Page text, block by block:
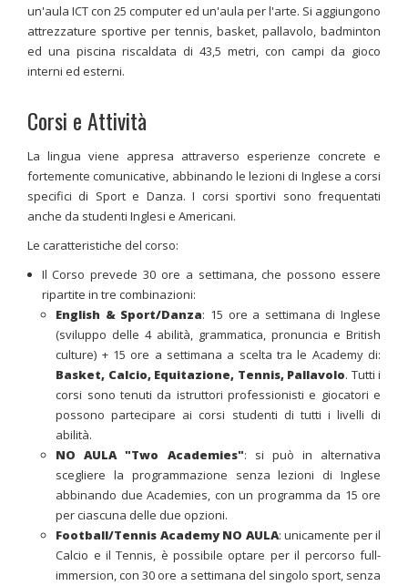
un'aula ICT con 25 computer ed un'aula per l'arte. Si aggiungono
attrezzature sportive per tennis, basket, pallavolo, badminton
ed una piscina riscaldata di 43,5 metri, con campi da gioco
interni ed esterni.
Corsi e Attività
La lingua viene appresa attraverso esperienze concrete e
fortemente comunicative, abbinando le lezioni di Inglese a corsi
specifici di Sport e Danza.I corsi sportivi sono frequentati
anche da studenti Inglesi e Americani.
Le caratteristiche del corso:
Il Corso prevede 30 ore a settimana, che possono essere
ripartite in tre combinazioni:
English & Sport/Danza: 15 ore a settimana di Inglese
(sviluppo delle 4 abilità, grammatica, pronuncia e British
culture) + 15 ore a settimana a scelta tra le Academy di:
Basket, Calcio, Equitazione, Tennis, Pallavolo. Tutti i
corsi sono tenuti da istruttori professionisti e giocatori e
possono partecipare ai corsi studenti di tutti i livelli di
abilità.
NO AULA "Two Academies": si può in alternativa
scegliere la programmazione senza lezioni di Inglese
abbinando due Academies, con un programma da 15 ore
per ciascuna delle due opzioni.
Football/Tennis Academy NO AULA: unicamente per il
Calcio e il Tennis, è possibile optare per il percorso full-
immersion, con 30 ore a settimana del singolo sport, senza